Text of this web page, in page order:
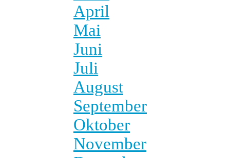
April
Mai
Juni
Juli
August
September
Oktober
November